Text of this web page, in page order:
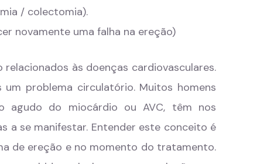
/ colectomia).
novamente uma falha na ereção)
às doenças cardiovasculares.
problema circulatório. Muitos homens
agudo do miocárdio ou AVC, têm nos
a se manifestar. Entender este conceito é
de ereção e no momento do tratamento.